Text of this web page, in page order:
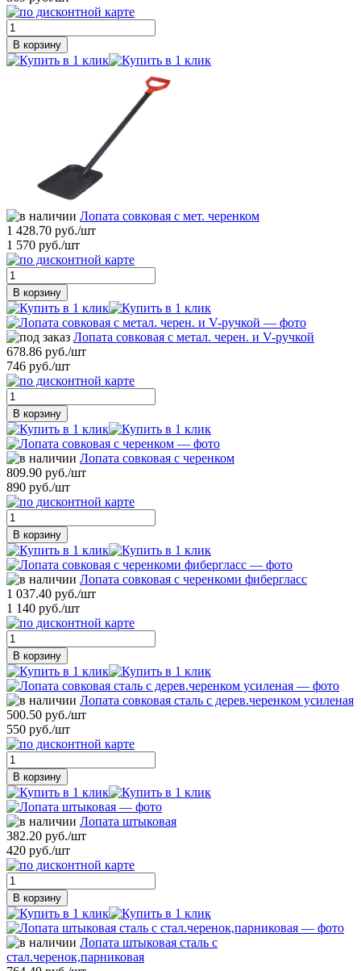
В корзину
Лопата совковая с мет. черенком
1 428.70 руб./шт
1 570 руб./шт
В корзину
Лопата совковая с метал. черен. и V-ручкой
678.86 руб./шт
746 руб./шт
В корзину
Лопата совковая с черенком
809.90 руб./шт
890 руб./шт
В корзину
Лопата совковая с черенкоми фибергласс
1 037.40 руб./шт
1 140 руб./шт
В корзину
Лопата совковая сталь с дерев.черенком усиленая
500.50 руб./шт
550 руб./шт
В корзину
Лопата штыковая
382.20 руб./шт
420 руб./шт
В корзину
Лопата штыковая сталь с
стал.черенок,парниковая